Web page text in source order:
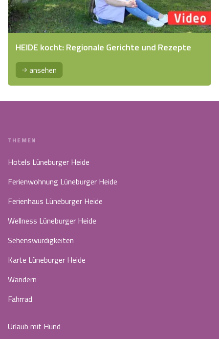
HEIDE kocht: Regionale Gerichte und Rezepte
ansehen
THEMEN
Hotels Lüneburger Heide
Ferienwohnung Lüneburger Heide
Ferienhaus Lüneburger Heide
Wellness Lüneburger Heide
Sehenswürdigkeiten
Karte Lüneburger Heide
Wandern
Fahrrad
Urlaub mit Hund